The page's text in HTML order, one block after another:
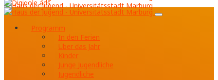
Programm
In den Ferien
Über das Jahr
Kinder
Junge Jugendliche
Jugendliche